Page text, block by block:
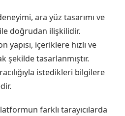
ara yüz tasarımı ve
doğrudan ilişkilidir.
yapısı, içeriklere hızlı ve
şekilde tasarlanmıştır.
istedikleri bilgilere
farklı tarayıcılarda